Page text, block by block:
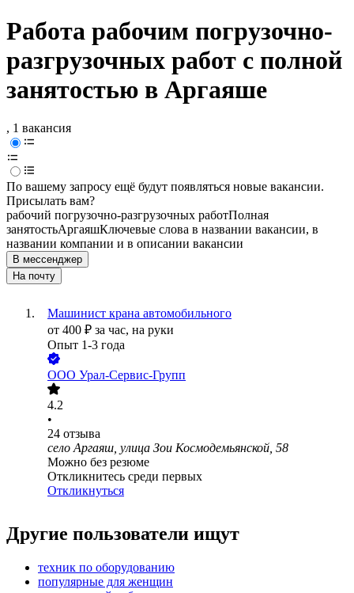
Работа рабочим погрузочно-
разгрузочных работ с полной
занятостью в Аргаяше
, 1 вакансия
По вашему запросу ещё будут появляться новые вакансии.
Присылать вам?
рабочий погрузочно-разгрузочных работПолная
занятостьАргаяшКлючевые слова в названии вакансии, в
названии компании и в описании вакансии
В мессенджер
На почту
Машинист крана автомобильного
от 400 ₽ за час, на руки
Опыт 1-3 года
ООО Урал-Сервис-Групп
4.2
•
24 отзыва
село Аргаяш, улица Зои Космодемьянской, 58
Можно без резюме
Откликнитесь среди первых
Откликнуться
Другие пользователи ищут
техник по оборудованию
популярные для женщин